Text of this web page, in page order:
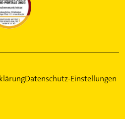
Datenschutz-Einstellungen